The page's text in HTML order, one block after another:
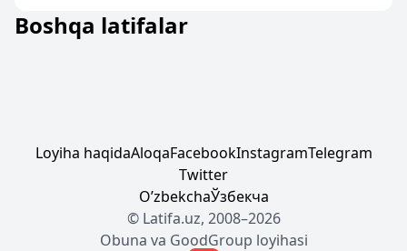
Boshqa latifalar
Loyiha haqidaAloqaFacebookInstagramTelegram
Twitter
OʼzbekchaЎзбекча
© Latifa.uz, 2008–2026
Obuna va GoodGroup loyihasi